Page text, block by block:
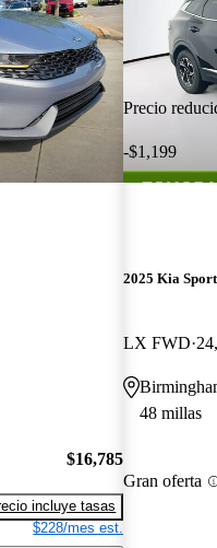
$16,785
incluye tasas
$228/mes est.
Precio
-$1,199
2025 Kia
LX FWD
48 millas
Gran oferta